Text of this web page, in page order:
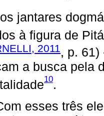
jantares
à figura de
2011, p. 61)
a busca pela
10.
esses três